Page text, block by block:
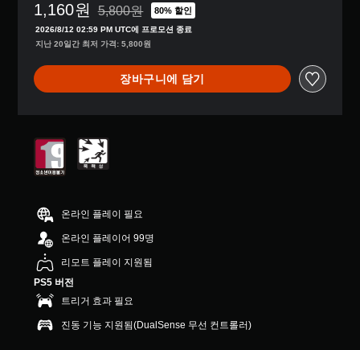
음
1,160원 5,800원의 원래 가격에서 할인됨
5,800원 80% 할인
2026/8/12 02:59 PM UTC에 프로모션 종료
지난 20일간 최저 가격: 5,800원
장바구니에 담기
온라인 플레이 필요
온라인 플레이어 99명
리모트 플레이 지원됨
PS5 버전
트리거 효과 필요
진동 기능 지원됨(DualSense 무선 컨트롤러)